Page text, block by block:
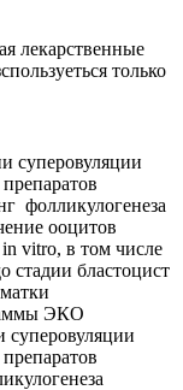
лекарственные
только
суперовуляции
фолликулогенеза
ооцитов
vitro, в том числе
стадии бластоцист
ЭКО
суперовуляции